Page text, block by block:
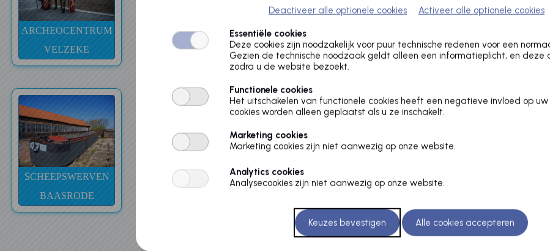
ARCHEOCENTRUM
VELZEKE
ERFGOEDSITE
ENAME
PROVINCIEHUIS
SCHEEPSWERVEN
BAASRODE
Deactiveer alle optionele cookies Activeer alle optionele cookies
Essentiële cookies
Deze cookies zijn noodzakelijk voor puur technische redenen voor een
Gezien de technische noodzaak geldt alleen een informatieplicht, en deze
zodra u de website bezoekt.
Functionele cookies
Het uitschakelen van functionele cookies heeft een negatieve invloed op uw
cookies worden alleen geplaatst als u ze inschakelt.
Marketing cookies
Marketing cookies zijn niet aanwezig op onze website.
Analytics cookies
Analysecookies zijn niet aanwezig op onze website.